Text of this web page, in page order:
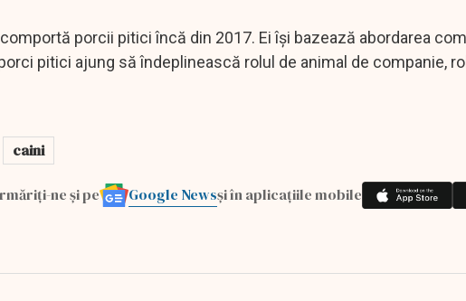
porcii pitici încă din 2017. Ei îşi bazează abordarea
pitici ajung să îndeplinească rolul de animal de companie,
caini
ne și pe Google Newsși în aplicațiile mobile